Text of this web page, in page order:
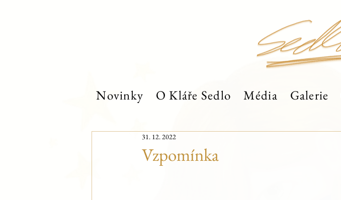
Novinky O Kláře Sedlo Média Galerie
Vzpomínka
31. 12. 2022